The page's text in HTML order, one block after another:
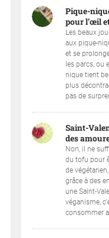
Pique-
pour l’œil
Les beaux
aux pique-
et se
les parcs, ou
nique tient
plus
pas de
Saint-
des
Non, il ne
du tofu pour
de
grâce à des
une Saint-
véganisme,
consommer